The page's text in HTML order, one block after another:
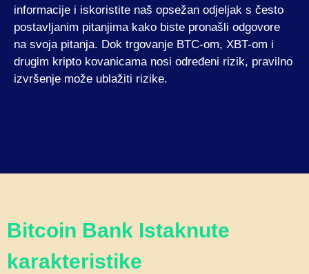
informacije i iskoristite naš opsežan odjeljak s često
postavljanim pitanjima kako biste pronašli odgovore
na svoja pitanja. Dok trgovanje BTC-om, XBT-om i
drugim kripto kovanicama nosi određeni rizik, pravilno
izvršenje može ublažiti rizike.
Bitcoin Bank Istaknute
karakteristike